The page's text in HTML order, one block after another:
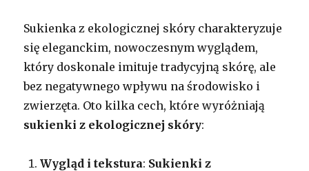
Sukienka z ekologicznej skóry charakteryzuje
się eleganckim, nowoczesnym wyglądem,
który doskonale imituje tradycyjną skórę, ale
bez negatywnego wpływu na środowisko i
zwierzęta. Oto kilka cech, które wyróżniają
sukienki z ekologicznej skóry:
Wygląd i tekstura: Sukienki z